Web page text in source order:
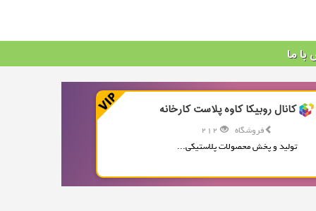
ما
کانال روبیکا کاوه پلاست کارخانه
فروشگاه
تولید و پخش محصولات پلاستیکی...